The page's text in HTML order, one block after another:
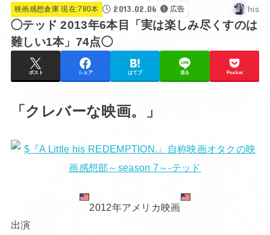
映画感想倉庫 現在:780本 2013.02.06 広告 his
◯テッド 2013年6本目「実は楽しみ尽くすのは
難しい1本」74点◯
ポスト シェア はてブ 送る Pocket
「クレバーな映画。」
2012年アメリカ映画
出演